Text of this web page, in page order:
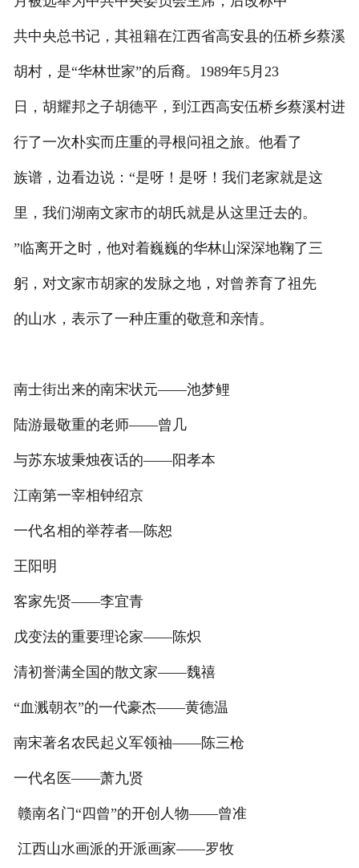
共中央总书记，其祖籍在江西省高安县的伍桥乡蔡溪
胡村，是“华林世家”的后裔。1989年5月23
日，胡耀邦之子胡德平，到江西高安伍桥乡蔡溪村进
行了一次朴实而庄重的寻根问祖之旅。他看了
族谱，边看边说：“是呀！是呀！我们老家就是这
里，我们湖南文家市的胡氏就是从这里迁去的。
”临离开之时，他对着巍巍的华林山深深地鞠了三
躬，对文家市胡家的发脉之地，对曾养育了祖先
的山水，表示了一种庄重的敬意和亲情。
南士街出来的南宋状元——池梦鲤
陆游最敬重的老师——曾几
与苏东坡秉烛夜话的——阳孝本
江南第一宰相钟绍京
一代名相的举荐者—陈恕
王阳明
客家先贤——李宜青
戊变法的重要理论家——陈炽
清初誉满全国的散文家——魏禧
“血溅朝衣”的一代豪杰——黄德温
南宋著名农民起义军领袖——陈三枪
一代名医——萧九贤
赣南名门“四曾”的开创人物——曾准
江西山水画派的开派画家——罗牧